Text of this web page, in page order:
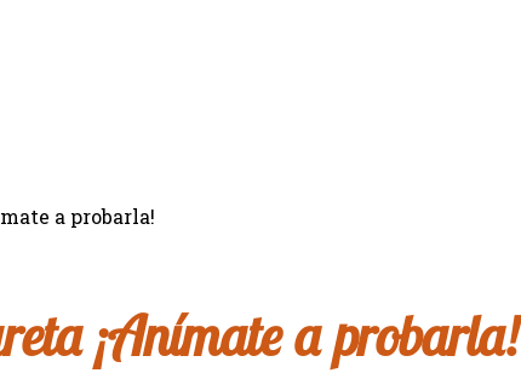
a probarla!
¡Anímate a probarla!